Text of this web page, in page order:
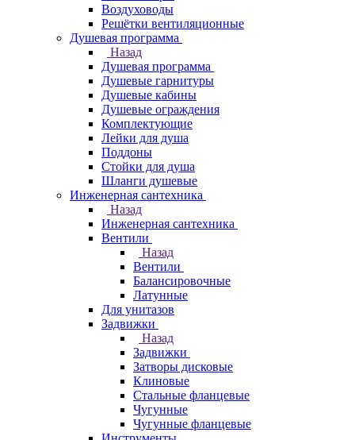
Воздуховоды
Решётки вентиляционные
Душевая программа
Назад
Душевая программа
Душевые гарнитуры
Душевые кабины
Душевые ограждения
Комплектующие
Лейки для душа
Поддоны
Стойки для душа
Шланги душевые
Инженерная сантехника
Назад
Инженерная сантехника
Вентили
Назад
Вентили
Балансировочные
Латунные
Для унитазов
Задвижки
Назад
Задвижки
Затворы дисковые
Клиновые
Стальные фланцевые
Чугунные
Чугунные фланцевые